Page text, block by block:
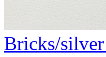
Bricks/